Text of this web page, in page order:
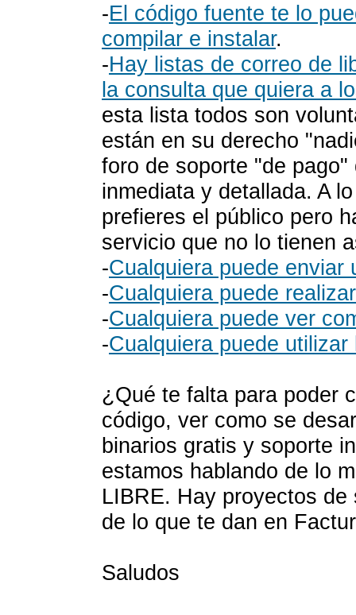
-El código fuente te lo
compilar e instalar.
-Hay listas de correo de
la consulta que quiera a
esta lista todos son
están en su derecho
foro de soporte "de
inmediata y detallada. A
prefieres el público pero
servicio que no lo tienen
-Cualquiera puede enviar
-Cualquiera puede
-Cualquiera puede ver
-Cualquiera puede
¿Qué te falta para poder
código, ver como se
binarios gratis y soporte
estamos hablando de lo
LIBRE. Hay proyectos
de lo que te dan en
Saludos